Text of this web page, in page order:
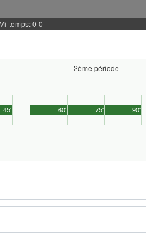
Mi-temps: 0-0
45'
2ème période
90'
60' 75'